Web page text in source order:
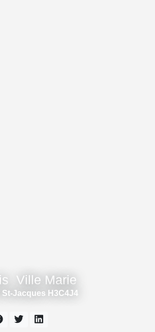
Ville Marie
St-Jacques H3C4J4